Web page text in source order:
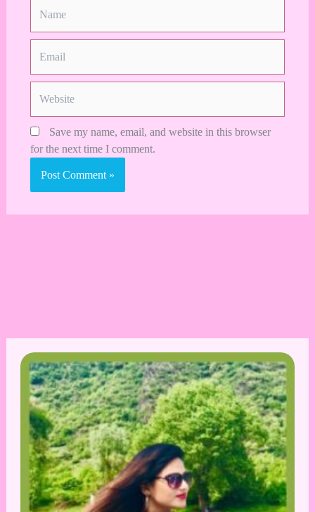
Save my name, email, and website in this browser
for the next time I comment.